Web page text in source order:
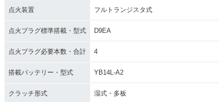
点火装置 フルトランジスタ式
点火プラグ標準搭載・型式 D9EA
点火プラグ必要本数・合計 4
搭載バッテリー・型式 YB14L-A2
クラッチ形式 湿式・多板